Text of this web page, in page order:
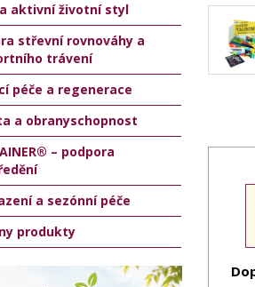
aktivní životní styl
střevní rovnováhy a
trávení
péče a regenerace
a obranyschopnost
– podpora
a sezónní péče
produkty